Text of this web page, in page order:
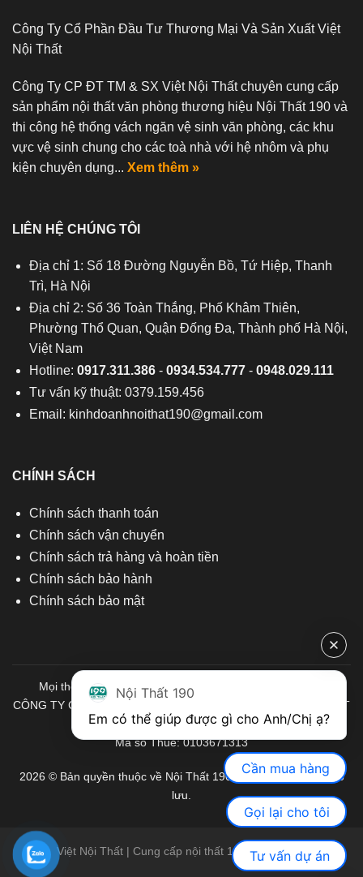
Công Ty Cổ Phần Đầu Tư Thương Mại Và Sản Xuất Việt
Nội Thất
Công Ty CP ĐT TM & SX Việt Nội Thất chuyên cung cấp
sản phẩm nội thất văn phòng thương hiệu Nội Thất 190 và
thi công hệ thống vách ngăn vệ sinh văn phòng, các khu
vực vệ sinh chung cho các toà nhà với hệ nhôm và phụ
kiện chuyên dụng... Xem thêm »
LIÊN HỆ CHÚNG TÔI
Địa chỉ 1: Số 18 Đường Nguyễn Bồ, Tứ Hiệp, Thanh
Trì, Hà Nội
Địa chỉ 2: Số 36 Toàn Thắng, Phố Khâm Thiên,
Phường Thổ Quan, Quận Đống Đa, Thành phố Hà Nội,
Việt Nam
Hotline: 0917.311.386- 0934.534.777- 0948.029.111
Tư vấn kỹ thuật: 0379.159.456
Email: kinhdoanhnoithat190@gmail.com
CHÍNH SÁCH
Chính sách thanh toán
Chính sách vận chuyển
Chính sách trả hàng và hoàn tiền
Chính sách bảo hành
Chính sách bảo mật
Mọi thông tin quý khách hàng vui lòng liên hệ chúng tôi:
CÔNG TY CỔ PHẦN ĐẦU TƯ THƯƠNG MẠI VÀ SẢN XUẤT VIỆT
NỘI THẤT
Mã số Thuế: 0103671313
2026 © Bản quyền thuộc về Nội Thất 190. Mọi quyền được bảo
lưu.
Việt Nội Thất | Cung cấp nội thất 190 chính hãng
Nội Thất 190
Cần mua hàng
Gọi lại cho tôi
Tư vấn dự án